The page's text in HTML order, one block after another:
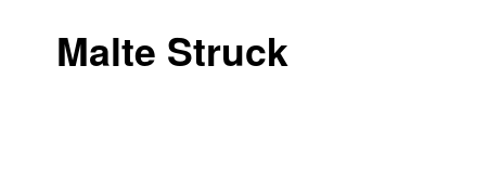
Malte Struck